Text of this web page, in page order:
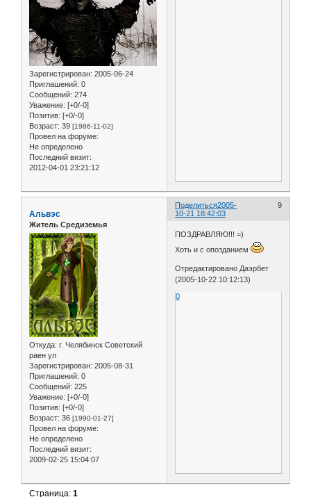
Зарегистрирован: 2005-06-24
Приглашений: 0
Сообщений: 274
Уважение: [+0/-0]
Позитив: [+0/-0]
Возраст: 39 [1986-11-02]
Провел на форуме:
Не определено
Последний визит:
2012-04-01 23:21:12
Поделиться 9
2005-
10-21 18:42:03
Альвэс
Житель Средиземья
Откуда: г. Челябинск Советский
раен ул
Зарегистрирован: 2005-08-31
Приглашений: 0
Сообщений: 225
Уважение: [+0/-0]
Позитив: [+0/-0]
Возраст: 36 [1990-01-27]
Провел на форуме:
Не определено
Последний визит:
2009-02-25 15:04:07
ПОЗДРАВЛЯЮ!!! =)
Хоть и с опозданием
Отредактировано Даэрбет
(2005-10-22 10:12:13)
0
Страница:1